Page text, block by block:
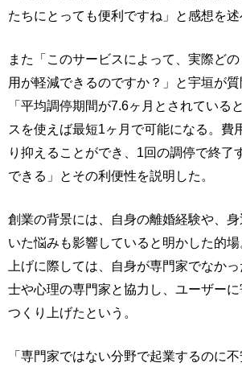
たちにとっても便利ですね」と感想を述
また「このサービスによって、実際ど
用が軽減できるのですか？」と宇垣が
「平均調停期間が7.6ヶ月とされている
スを使えば最短1ヶ月で可能になる。費
り抑えることができ、1回の調停で終了
できる」とその利便性を説明した。
創業の背景には、自身の離婚経験や、
いた悩みも影響していると明かした的
上げに際しては、自身が専門家でなか
士や心理の専門家と協力し、ユーザー
つくり上げたという。
「専門家ではない分野で起業するのに